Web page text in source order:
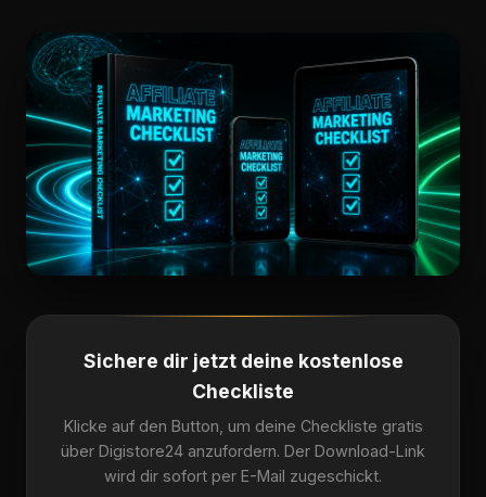
Sichere dir jetzt deine kostenlose
Checkliste
Klicke auf den Button, um deine Checkliste gratis
über Digistore24 anzufordern. Der Download-Link
wird dir sofort per E-Mail zugeschickt.